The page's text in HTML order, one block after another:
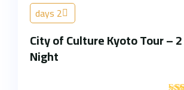
2 days
City of Culture Kyoto Tour –
Night
'